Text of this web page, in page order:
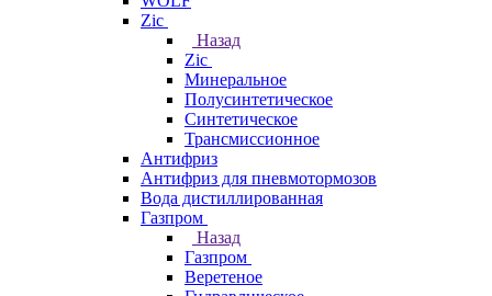
Zic
Назад
Zic
Минеральное
Полусинтетическое
Синтетическое
Трансмиссионное
Антифриз
Антифриз для пневмотормозов
Вода дистиллированная
Газпром
Назад
Газпром
Веретеное